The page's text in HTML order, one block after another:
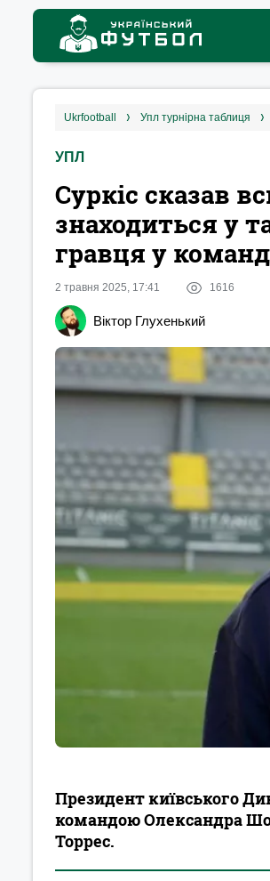
ukrfootball упл турнірна таблиця
УПЛ
Суркіс сказав
знаходиться у
гравця у
2 травня 2025, 17:41 1616
Віктор Глухенький
Президент київського
командою Олександра
Торрес.